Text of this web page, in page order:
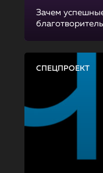
Зачем
СПЕЦПРОЕКТ